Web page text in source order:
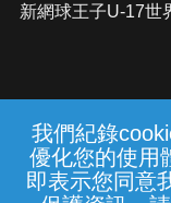
我們紀錄
優化您的使用
即表示您同意
新網球王子U-17世
常見問題 線